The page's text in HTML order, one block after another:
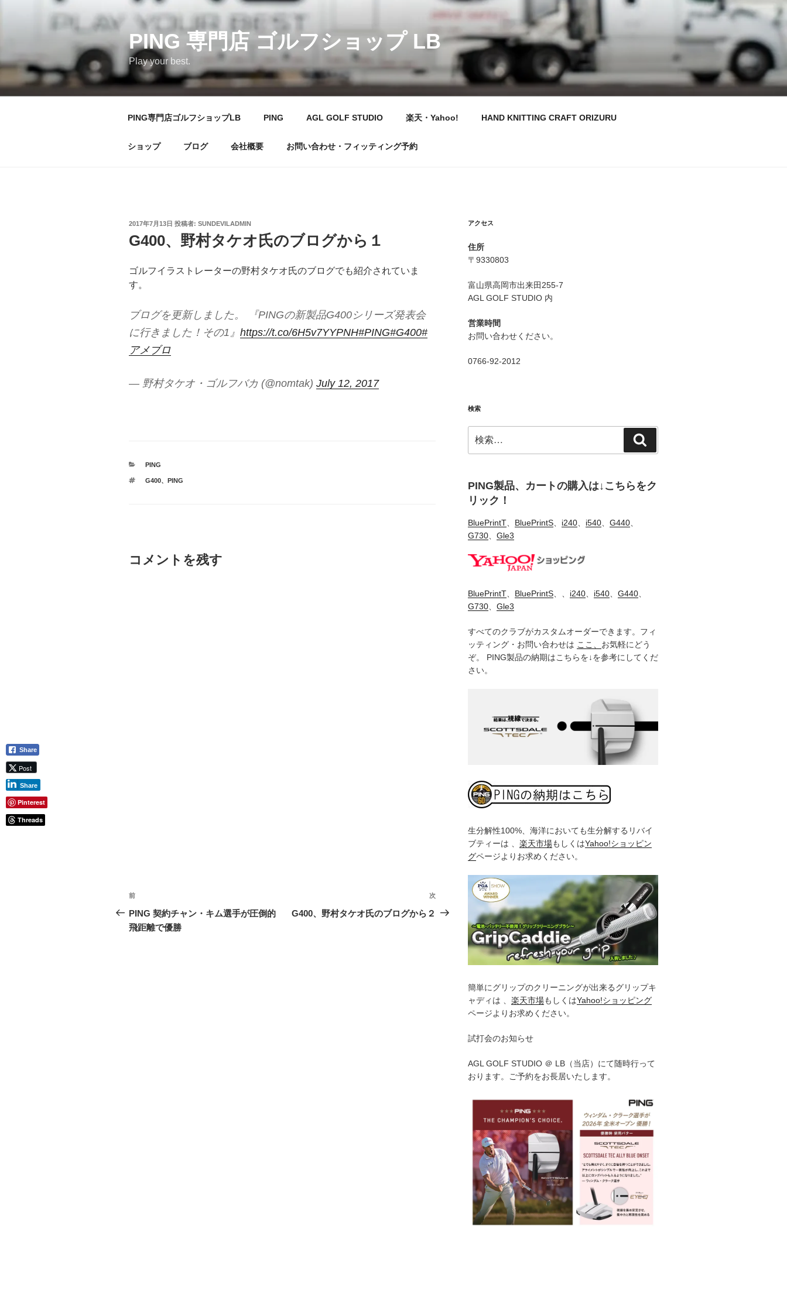
ツ
ス
PING 専門店 ゴルフショップ LB
Play your best.
PING専門店ゴルフショップLB PING AGL GOLF STUDIO 楽天・Yahoo! HAND KNITTING CRAFT ORIZURU
ショップ ブログ 会社概要 お問い合わせ・フィッティング予約
投
日:
2017年7月13日 投稿者: SUNDEVILADMIN
G400、野村タケオ氏のブログから１
ゴルフイラストレーターの野村タケオ氏のブログでも紹介されていま
す。
ブログを更新しました。 『PINGの新製品G400シリーズ発表会
に行きました！その1』 https://t.co/6H5v7YYPNH#PING#G400#
アメブロ
— 野村タケオ・ゴルフバカ (@nomtak) July 12, 2017
カ
ゴ
PING
タ
G400、 PING
コメントを残す
投
稿
ナ
前
の
投
前
PING 契約チャン・キム選手が圧倒的
飛距離で優勝
次
の
次
G400、野村タケオ氏のブログから２
アクセス
住所
〒9330803
富山県高岡市出来田255-7
AGL GOLF STUDIO 内
営業時間
お問い合わせください。
0766-92-2012
検索
索:
索
PING製品、カートの購入は↓こちらをク
リック！
BluePrintT、 BluePrintS、 i240、 i540、 G440、
G730、 Gle3
BluePrintT、 BluePrintS、、 i240、 i540、 G440、
G730、 Gle3
すべてのクラブがカスタムオーダーできます。フィ
ッティング・お問い合わせは ここ、 お気軽にどう
ぞ。 PING製品の納期はこちらを↓を参考にしてくだ
さい。
生分解性100%、海洋においても生分解するリバイ
ブティーは 、 楽天市場もしくはYahoo!ショッピン
グページよりお求めください。
簡単にグリップのクリーニングが出来るグリップキ
ャディは 、 楽天市場もしくはYahoo!ショッピング
ページよりお求めください。
試打会のお知らせ
AGL GOLF STUDIO ＠ LB（当店）にて随時行って
おります。ご予約をお長居いたします。
Share
Post
Share
Pinterest
Threads